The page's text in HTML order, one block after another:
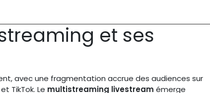
et ses
avec une fragmentation accrue des audiences sur
TikTok. Le multistreaming livestream émerge